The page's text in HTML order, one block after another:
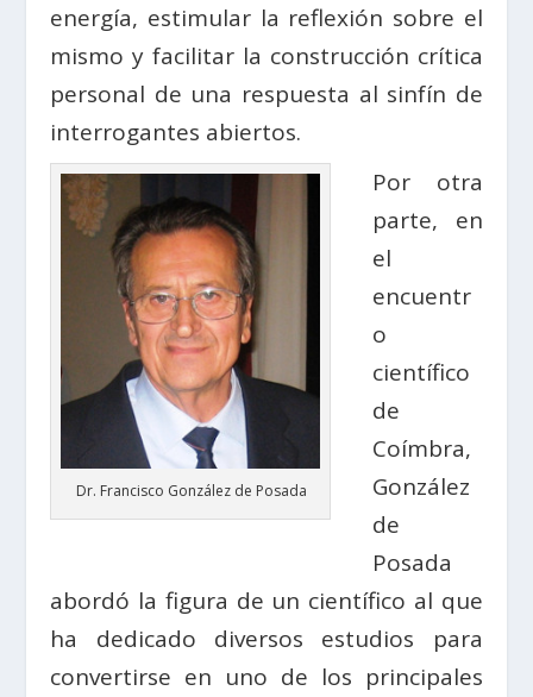
energía, estimular la reflexión sobre el
mismo y facilitar la construcción crítica
personal de una respuesta al sinfín de
interrogantes abiertos.
Dr. Francisco González de Posada
Por otra
parte, en
el
encuentr
o
científico
de
Coímbra,
González
de
Posada
abordó la figura de un científico al que
ha dedicado diversos estudios para
convertirse en uno de los principales